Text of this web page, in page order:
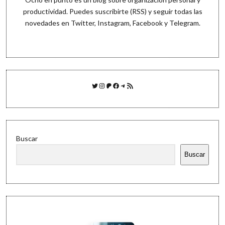
productividad. Puedes suscribirte (RSS) y seguir todas las
novedades en Twitter, Instagram, Facebooky Telegram.
Twitter
Instagram
Patreon
Facebook
Telegram
Feed RSS
Buscar
Buscar